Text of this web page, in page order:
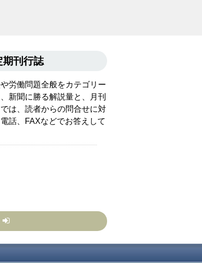
刊行誌
労働問題全般をカテゴリー
新聞に勝る解説量と、月刊
は、読者からの問合せに対
話、FAXなどでお答えして